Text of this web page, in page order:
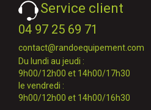
Service client
04 97 25 69 71
contact@randoequipement.com
Du lundi au jeudi :
9h00/12h00 et 14h00/17h30
le vendredi :
9h00/12h00 et 14h00/16h30